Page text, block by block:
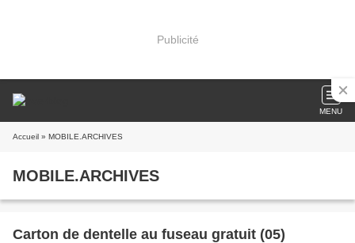
Publicité
MENU
Accueil » MOBILE.ARCHIVES
MOBILE.ARCHIVES
Carton de dentelle au fuseau gratuit (05)